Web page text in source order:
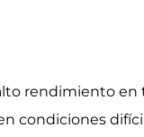
rendimiento
condiciones